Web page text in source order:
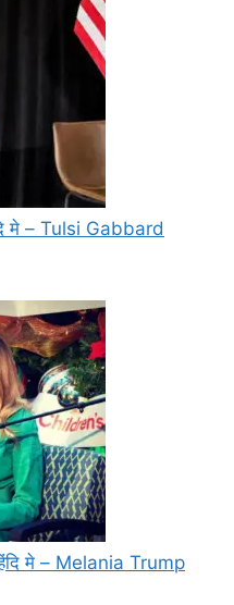
मे – Tulsi Gabbard
मे – Melania Trump